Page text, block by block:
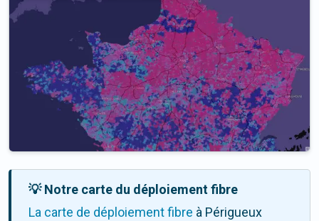
💡 Notre carte du déploiement fibre
La carte de déploiement fibre à Périgueux